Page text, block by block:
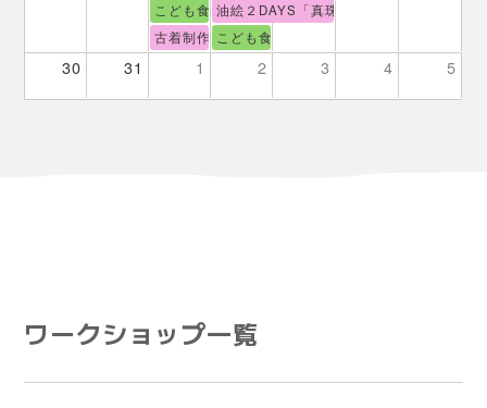
こども食堂（餃子の王将弁当テイクアウト）
油絵２DAYS「真珠の耳飾りの少女〈フェ
古着制作「オリジナルリース」
こども食堂（餃子の王将弁当テイクアウ
30 31 1 2 3 4 5
ワークショップ一覧